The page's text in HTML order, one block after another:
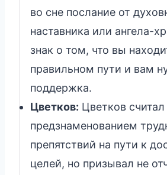
во сне послание от
наставника или ангела-
знак о том, что вы
правильном пути и вам
поддержка.
Цветков: Цветков
предзнаменованием
препятствий на пути к
целей, но призывал не